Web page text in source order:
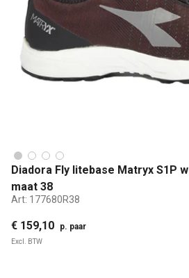
Diadora Fly litebase Matryx S1P
maat 38
Art: 177680R38
€ 159,10 p. paar
Excl. BTW